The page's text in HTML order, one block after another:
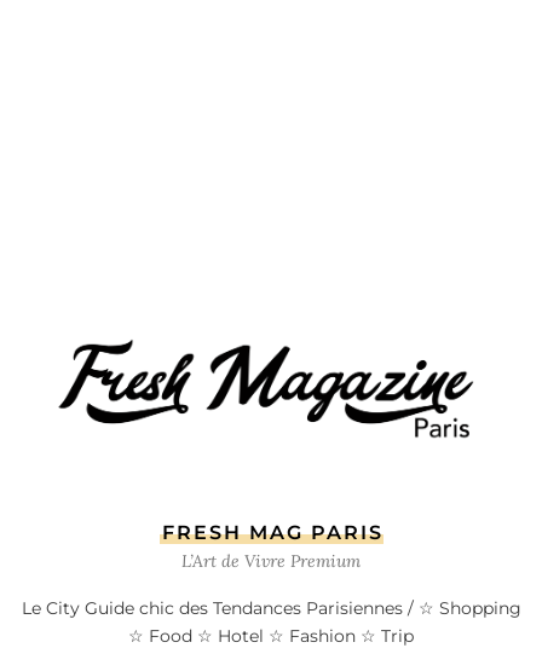
FRESH MAG PARIS
L’Art de Vivre Premium
Le City Guide chic des Tendances Parisiennes / ☆ Shopping
☆ Food ☆ Hotel ☆ Fashion ☆ Trip